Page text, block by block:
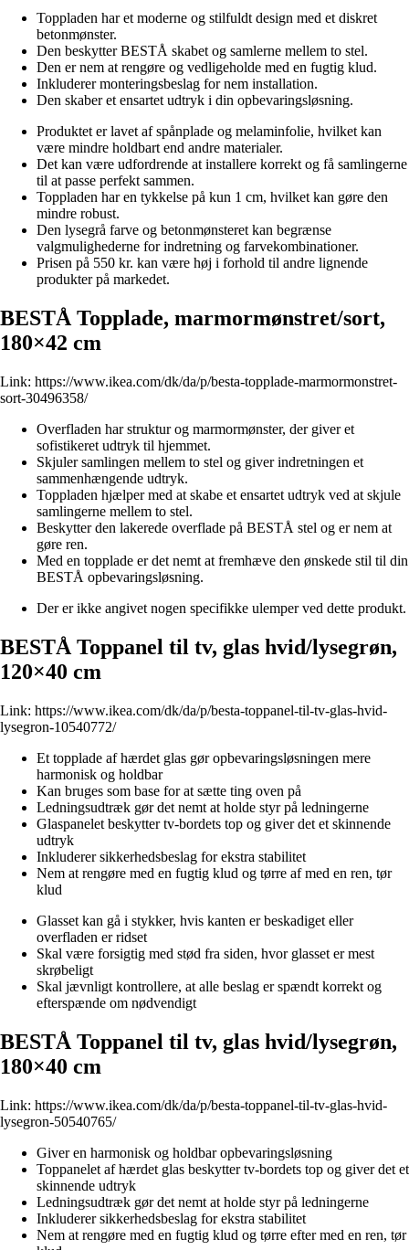
Toppladen har et moderne og stilfuldt design med et diskret
betonmønster.
Den beskytter BESTÅ skabet og samlerne mellem to stel.
Den er nem at rengøre og vedligeholde med en fugtig klud.
Inkluderer monteringsbeslag for nem installation.
Den skaber et ensartet udtryk i din opbevaringsløsning.
Produktet er lavet af spånplade og melaminfolie, hvilket kan
være mindre holdbart end andre materialer.
Det kan være udfordrende at installere korrekt og få samlingerne
til at passe perfekt sammen.
Toppladen har en tykkelse på kun 1 cm, hvilket kan gøre den
mindre robust.
Den lysegrå farve og betonmønsteret kan begrænse
valgmulighederne for indretning og farvekombinationer.
Prisen på 550 kr. kan være høj i forhold til andre lignende
produkter på markedet.
BESTÅ Topplade, marmormønstret/sort,
180×42 cm
Link: https://www.ikea.com/dk/da/p/besta-topplade-marmormonstret-
sort-30496358/
Overfladen har struktur og marmormønster, der giver et
sofistikeret udtryk til hjemmet.
Skjuler samlingen mellem to stel og giver indretningen et
sammenhængende udtryk.
Toppladen hjælper med at skabe et ensartet udtryk ved at skjule
samlingerne mellem to stel.
Beskytter den lakerede overflade på BESTÅ stel og er nem at
gøre ren.
Med en topplade er det nemt at fremhæve den ønskede stil til din
BESTÅ opbevaringsløsning.
Der er ikke angivet nogen specifikke ulemper ved dette produkt.
BESTÅ Toppanel til tv, glas hvid/lysegrøn,
120×40 cm
Link: https://www.ikea.com/dk/da/p/besta-toppanel-til-tv-glas-hvid-
lysegron-10540772/
Et topplade af hærdet glas gør opbevaringsløsningen mere
harmonisk og holdbar
Kan bruges som base for at sætte ting oven på
Ledningsudtræk gør det nemt at holde styr på ledningerne
Glaspanelet beskytter tv-bordets top og giver det et skinnende
udtryk
Inkluderer sikkerhedsbeslag for ekstra stabilitet
Nem at rengøre med en fugtig klud og tørre af med en ren, tør
klud
Glasset kan gå i stykker, hvis kanten er beskadiget eller
overfladen er ridset
Skal være forsigtig med stød fra siden, hvor glasset er mest
skrøbeligt
Skal jævnligt kontrollere, at alle beslag er spændt korrekt og
efterspænde om nødvendigt
BESTÅ Toppanel til tv, glas hvid/lysegrøn,
180×40 cm
Link: https://www.ikea.com/dk/da/p/besta-toppanel-til-tv-glas-hvid-
lysegron-50540765/
Giver en harmonisk og holdbar opbevaringsløsning
Toppanelet af hærdet glas beskytter tv-bordets top og giver det et
skinnende udtryk
Ledningsudtræk gør det nemt at holde styr på ledningerne
Inkluderer sikkerhedsbeslag for ekstra stabilitet
Nem at rengøre med en fugtig klud og tørre efter med en ren, tør